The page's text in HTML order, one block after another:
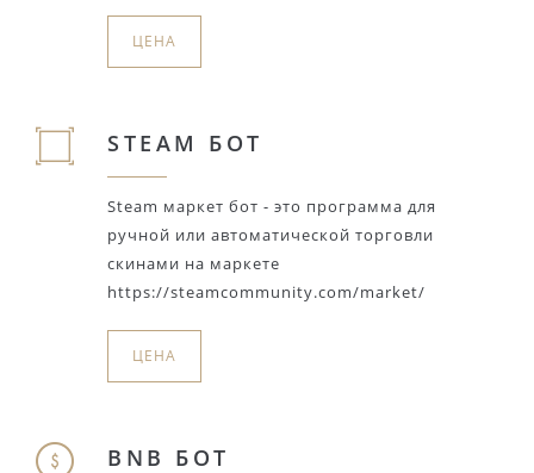
ЦЕНА
STEAM БОТ
Steam маркет бот - это программа для
ручной или автоматической торговли
скинами на маркете
https://steamcommunity.com/market/
ЦЕНА
BNB БОТ